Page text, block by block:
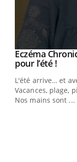
Youtube
Eczéma
pour l’été !
L'été arrive… et
Vacances, plage,
Nos mains sont ...